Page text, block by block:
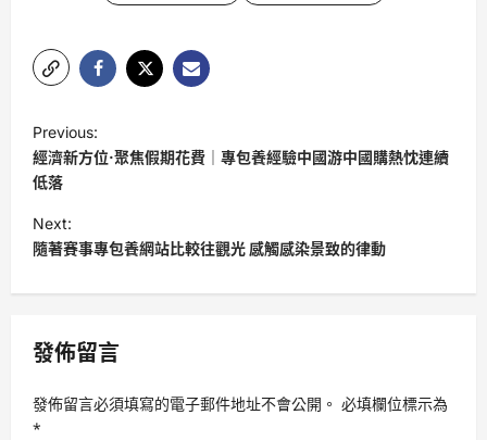
o
s
t
n
a
i
a
Previous:
經濟新方位·聚焦假期花費｜專包養經驗中國游中國購熱忱連續
低落
Next:
隨著賽事專包養網站比較往觀光 感觸感染景致的律動
發佈留言
發佈留言必須填寫的電子郵件地址不會公開。 必填欄位標示為
*